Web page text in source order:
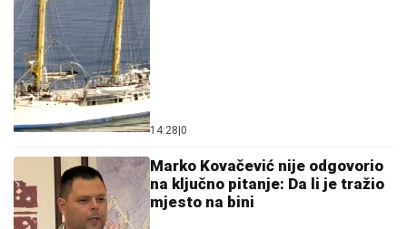
14:28|0
Marko Kovačević nije odgovorio
na ključno pitanje: Da li je tražio
mjesto na bini